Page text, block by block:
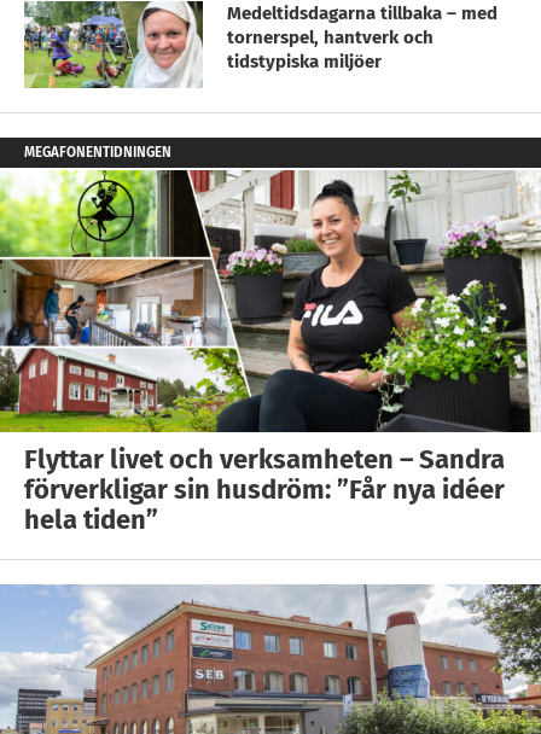
Medeltidsdagarna tillbaka – med
tornerspel, hantverk och
tidstypiska miljöer
MEGAFONENTIDNINGEN
Flyttar livet och verksamheten – Sandra
förverkligar sin husdröm: ”Får nya idéer
hela tiden”